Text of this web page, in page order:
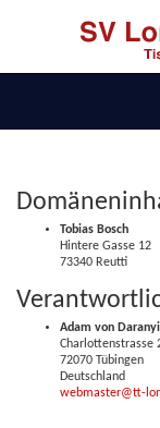
Tobias Bosch
Hintere Gasse 12
73340 Reutti
Adam von
Charlottenstrasse
72070 Tübingen
Deutschland
webmaster@tt-